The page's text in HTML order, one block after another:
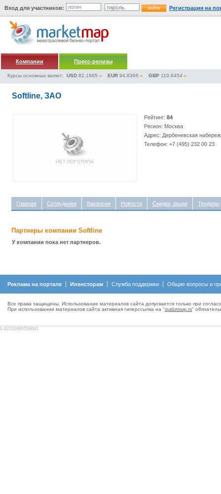
Вход для участников: Регистрация на
Компании Пресс-релизы
Курсы основных валют: USD 82.1665 EUR 94.8366 GBP 110.6454
Softline, ЗАО
Рейтинг: 84
Регион: Москва
Адрес: Дербеневская
Телефон: +7 (495) 232 00 23
Главная Сотрудники Вакансии Новости Скидки, акции Тендеры
Партнеры компании Softline
У компании пока нет партнеров.
Реклама на портале Инвесторам Служба поддержки Общие вопросы и
Все права защищены. Использование материалов сайта допускается только при
При использовании материалов сайта активная гиперсcылка на "marketmap.ru"
0.42331695556641